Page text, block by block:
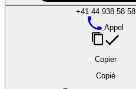
+41 44 938 58 58
Appel
Copier
Copié